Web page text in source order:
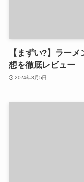
【まずい?】ラー
想を徹底レビュー
2024年3月5日